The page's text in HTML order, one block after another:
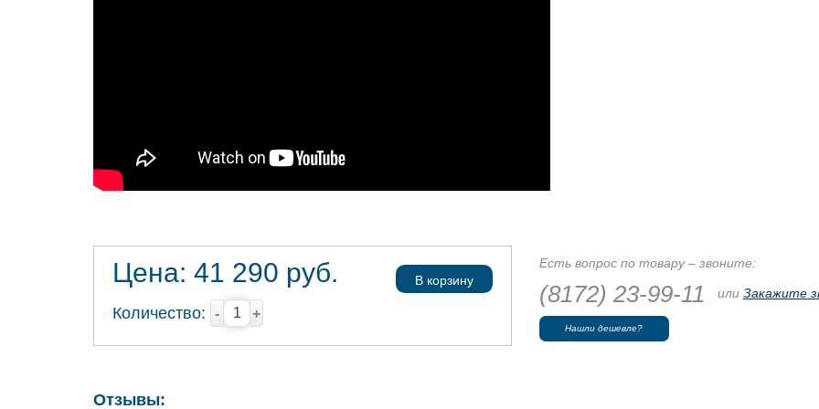
В корзину
Цена: 41 290 руб.
Количество: - +
Есть вопрос по товару – звоните:
(8172) 23-99-11 или Закажите
Нашли дешевле?
Отзывы: